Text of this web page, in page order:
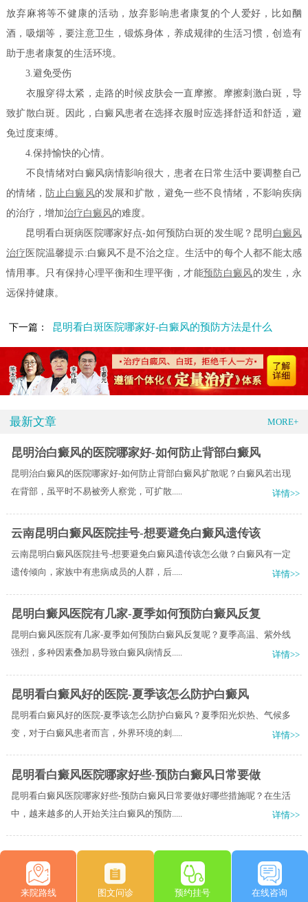
放弃麻将等不健康的活动，放弃影响患者康复的个人爱好，比如酗
酒，吸烟等，要注意卫生，锻炼身体，养成规律的生活习惯，创造有
助于患者康复的生活环境。
3.避免受伤
衣服穿得太紧，走路的时候皮肤会一直摩擦。摩擦刺激白斑，导
致扩散白斑。因此，白癜风患者在选择衣服时应选择舒适和舒适，避
免过度束缚。
4.保持愉快的心情。
不良情绪对白癜风病情影响很大，患者在日常生活中要调整自己
的情绪， 防止白癜风的发展和扩散，避免一些不良情绪，不影响疾病
的治疗，增加治疗白癜风的难度。
昆明看白斑病医院哪家好点-如何预防白斑的发生呢？昆明 白癜风
治疗 医院温馨提示:白癜风不是不治之症。生活中的每个人都不能太感
情用事。只有保持心理平衡和生理平衡，才能预防白癜风的发生，永
远保持健康。
下一篇： 昆明看白斑医院哪家好-白癜风的预防方法是什么
最新文章 MORE+
昆明治白癜风的医院哪家好-如何防止背部白癜风
昆明治白癜风的医院哪家好-如何防止背部白癜风扩散呢？白癜风若出现
在背部，虽平时不易被旁人察觉，可扩散.....
详情>>
云南昆明白癜风医院挂号-想要避免白癜风遗传该
云南昆明白癜风医院挂号-想要避免白癜风遗传该怎么做？白癜风有一定
遗传倾向，家族中有患病成员的人群，后.....
详情>>
昆明白癜风医院有几家-夏季如何预防白癜风反复
昆明白癜风医院有几家-夏季如何预防白癜风反复呢？夏季高温、紫外线
强烈，多种因素叠加易导致白癜风病情反.....
详情>>
昆明看白癜风好的医院-夏季该怎么防护白癜风
昆明看白癜风好的医院-夏季该怎么防护白癜风？夏季阳光炽热、气候多
变，对于白癜风患者而言，外界环境的刺.....
详情>>
昆明看白癜风医院哪家好些-预防白癜风日常要做
昆明看白癜风医院哪家好些-预防白癜风日常要做好哪些措施呢？在生活
中，越来越多的人开始关注白癜风的预防.....
详情>>
来院路线 图文问诊 预约挂号 在线咨询